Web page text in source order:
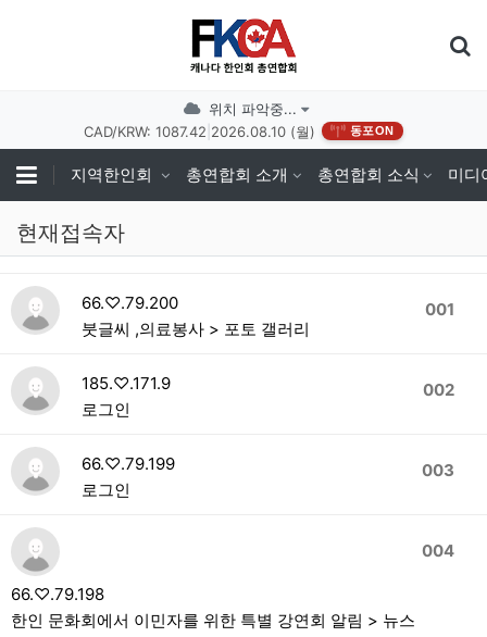
위치 파악중...
CAD/KRW: 1087.42 2026.08.10 (월) 동포ON
지역한인회 총연합회 소개 총연합회 소식 미디
현재접속자
001
66.♡.79.200
붓글씨 ,의료봉사 > 포토 갤러리
002
185.♡.171.9
로그인
003
66.♡.79.199
로그인
004
66.♡.79.198
한인 문화회에서 이민자를 위한 특별 강연회 알림 > 뉴스